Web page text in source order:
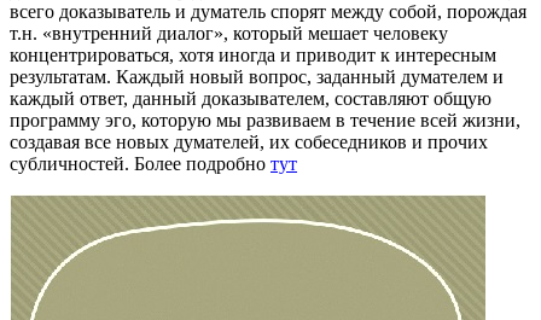
всего доказыватель и думатель спорят между собой, порождая
т.н. «внутренний диалог», который мешает человеку
концентрироваться, хотя иногда и приводит к интересным
результатам. Каждый новый вопрос, заданный думателем и
каждый ответ, данный доказывателем, составляют общую
программу эго, которую мы развиваем в течение всей жизни,
создавая все новых думателей, их собеседников и прочих
субличностей. Более подробно тут